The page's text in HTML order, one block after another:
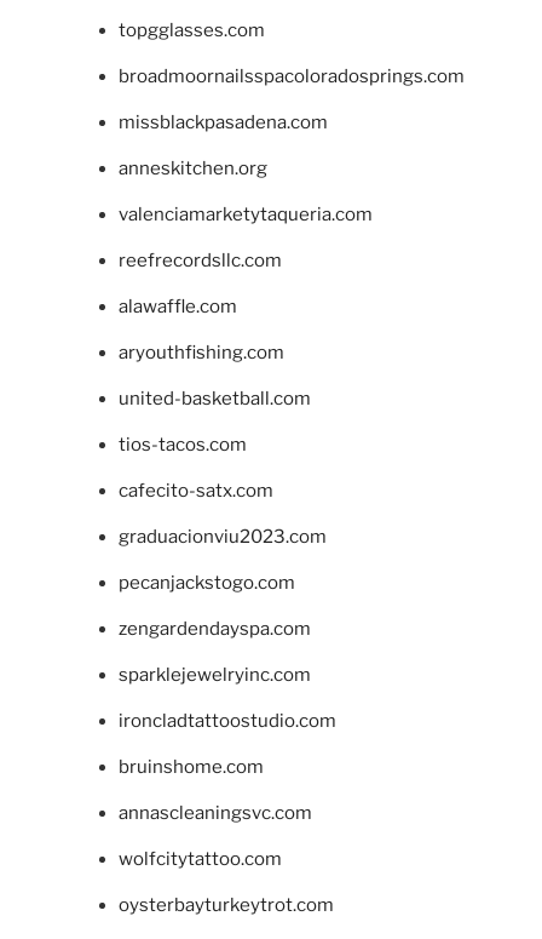
topgglasses.com
broadmoornailsspacoloradosprings.com
missblackpasadena.com
anneskitchen.org
valenciamarketytaqueria.com
reefrecordsllc.com
alawaffle.com
aryouthfishing.com
united-basketball.com
tios-tacos.com
cafecito-satx.com
graduacionviu2023.com
pecanjackstogo.com
zengardendayspa.com
sparklejewelryinc.com
ironcladtattoostudio.com
bruinshome.com
annascleaningsvc.com
wolfcitytattoo.com
oysterbayturkeytrot.com